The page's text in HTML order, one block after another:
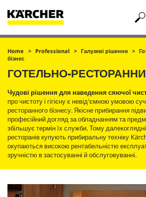
Кошик
Home Professional Галузеві рішення
бізнес
ГОТЕЛЬНО-
Чудові рішення для наведення сяючої
про чистоту і гігієну є невід'ємною умовою
ресторанного бізнесу. Якісне прибирання
професійний догляд за обладнанням та
збільшує термін їх служби. Тому далекоглядні
ресторанів купують прибиральну техніку
окупаються високою рентабельністю
зручністю в застосуванні й обслуговуванні.